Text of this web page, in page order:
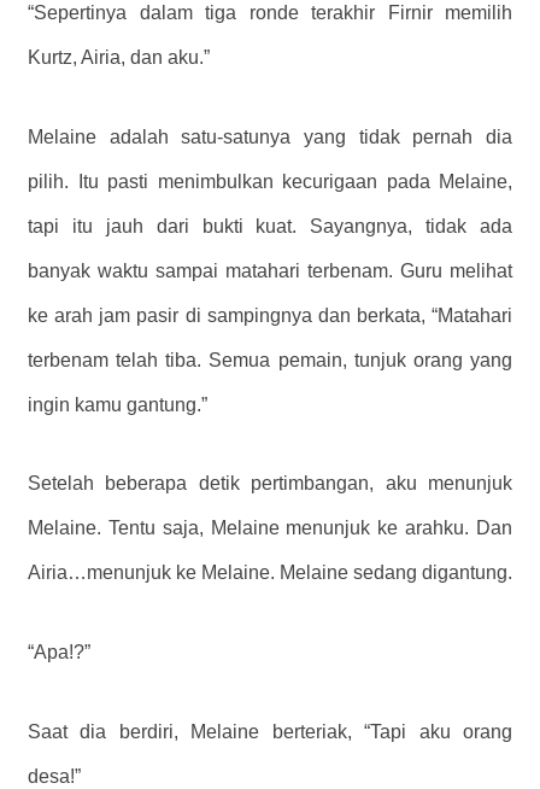
“Sepertinya dalam tiga ronde terakhir Firnir memilih
Kurtz, Airia, dan aku.”
Melaine adalah satu-satunya yang tidak pernah dia
pilih. Itu pasti menimbulkan kecurigaan pada Melaine,
tapi itu jauh dari bukti kuat. Sayangnya, tidak ada
banyak waktu sampai matahari terbenam. Guru melihat
ke arah jam pasir di sampingnya dan berkata, “Matahari
terbenam telah tiba. Semua pemain, tunjuk orang yang
ingin kamu gantung.”
Setelah beberapa detik pertimbangan, aku menunjuk
Melaine. Tentu saja, Melaine menunjuk ke arahku. Dan
Airia…menunjuk ke Melaine. Melaine sedang digantung.
“Apa!?”
Saat dia berdiri, Melaine berteriak, “Tapi aku orang
desa!”